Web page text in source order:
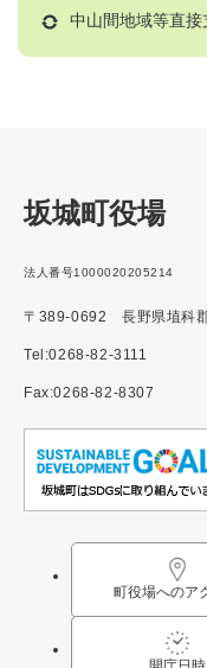
中山間地域等直接
坂城町役場
法人番号1000020205214
〒389-0692 長野県埴科
Tel:0268-82-3111
Fax:0268-82-8307
町役場へのア